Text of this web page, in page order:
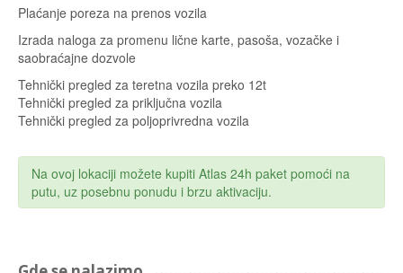
Plaćanje poreza na prenos vozila
Izrada naloga za promenu lične karte, pasoša, vozačke i
saobraćajne dozvole
Tehnički pregled za teretna vozila preko 12t
Tehnički pregled za priključna vozila
Tehnički pregled za poljoprivredna vozila
Na ovoj lokaciji možete kupiti Atlas 24h paket pomoći na
putu, uz posebnu ponudu i brzu aktivaciju.